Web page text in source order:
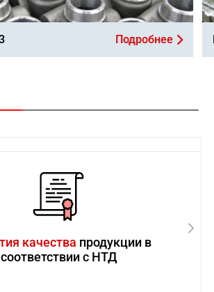
Подробнее
качества продукции в
соответствии с НТД